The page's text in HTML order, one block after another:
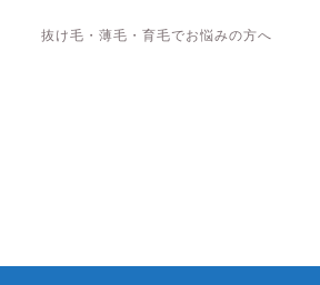
抜け毛・薄毛・育毛でお悩みの方へ